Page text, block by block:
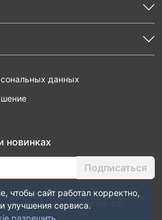
данных
новинках
Подписаться
даю свое согласие на обработку моих
с законом №152-ФЗ
чтобы сайт работал корректно,
улучшения сервиса.
разрешить